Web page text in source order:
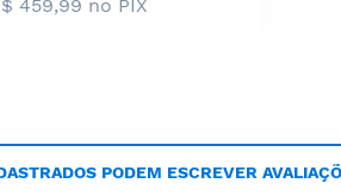
459,99 no PIX
PODEM ESCREVER